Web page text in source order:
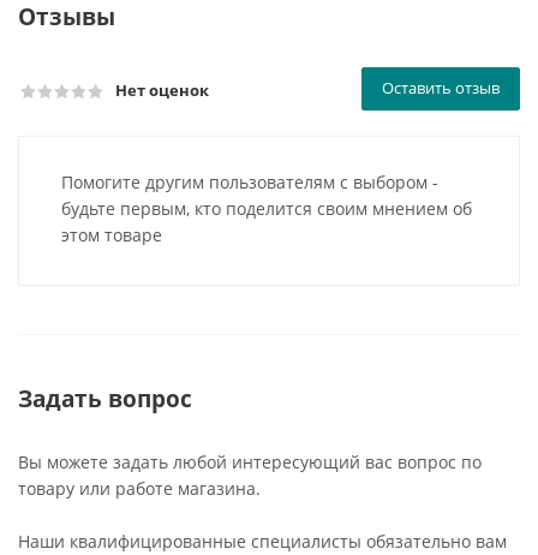
Отзывы
Нет оценок Оставить отзыв
Помогите другим пользователям с выбором -
будьте первым, кто поделится своим мнением об
этом товаре
Задать вопрос
Вы можете задать любой интересующий вас вопрос по
товару или работе магазина.
Наши квалифицированные специалисты обязательно вам